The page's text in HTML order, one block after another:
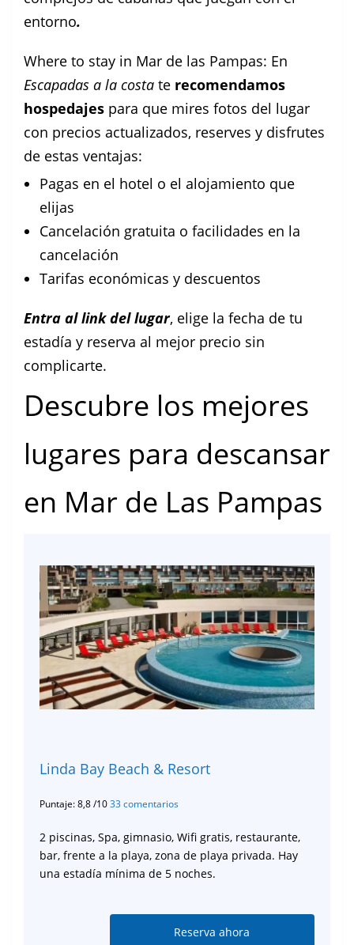
entorno.
Where to stay in Mar de las Pampas: En
Escapadas a la costa te recomendamos
hospedajes para que mires fotos del lugar
con precios actualizados, reserves y disfrutes
de estas ventajas:
Pagas en el hotel o el alojamiento que
elijas
Cancelación gratuita o facilidades en la
cancelación
Tarifas económicas y descuentos
Entra al link del lugar, elige la fecha de tu
estadía y reserva al mejor precio sin
complicarte.
Descubre los mejores
lugares para descansar
en Mar de Las Pampas
Linda Bay Beach & Resort
Puntaje: 8,8 /1033 comentarios
2 piscinas, Spa, gimnasio, Wifi gratis, restaurante,
bar, frente a la playa, zona de playa privada. Hay
una estadía mínima de 5 noches.
Reserva ahora